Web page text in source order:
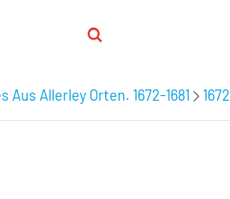
Allerley Orten. 1672-1681 1672